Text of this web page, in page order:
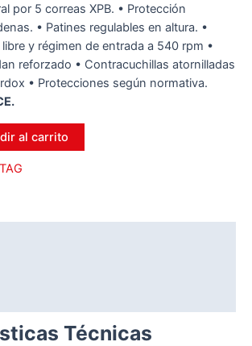
por 5 correas XPB. • Protección
• Patines regulables en altura. •
y régimen de entrada a 540 rpm •
reforzado • Contracuchillas atornilladas
• Protecciones según normativa.
al carrito
Técnicas